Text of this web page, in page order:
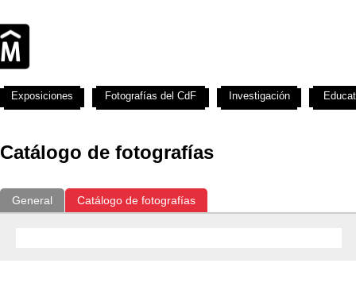
Catálogo de fotografías
General Catálogo de fotografías
Exposiciones Fotografías del CdF Investigación